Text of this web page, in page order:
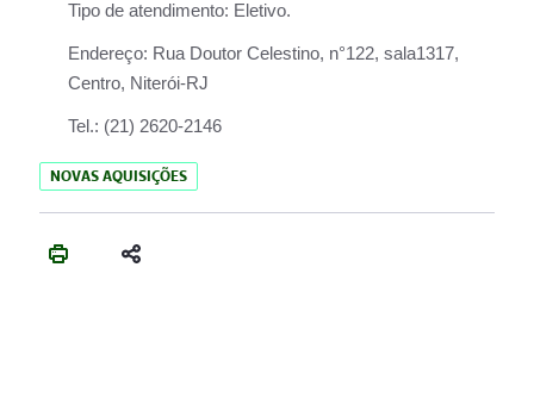
Tipo de atendimento: Eletivo.
Endereço: Rua Doutor Celestino, n°122, sala1317,
Centro, Niterói-RJ
Tel.: (21) 2620-2146
NOVAS AQUISIÇÕES